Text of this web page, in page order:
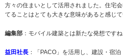
方々の住まいとして活用されました。住宅
てることはとても大きな意味があると感じて
編集部 ：モバイル建築とは新たな発想ですね
益田社長 ：「PACO」を活用し、建設・宿